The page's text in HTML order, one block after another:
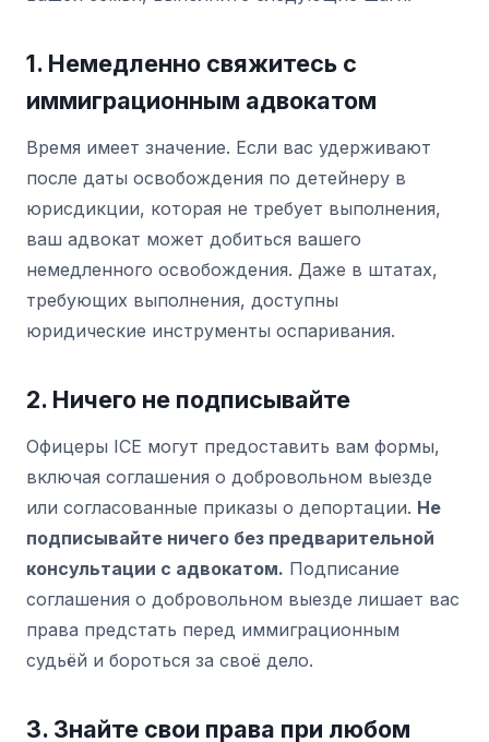
1. Немедленно свяжитесь с
иммиграционным адвокатом
Время имеет значение. Если вас удерживают
после даты освобождения по детейнеру в
юрисдикции, которая не требует выполнения,
ваш адвокат может добиться вашего
немедленного освобождения. Даже в штатах,
требующих выполнения, доступны
юридические инструменты оспаривания.
2. Ничего не подписывайте
Офицеры ICE могут предоставить вам формы,
включая соглашения о добровольном выезде
или согласованные приказы о депортации. Не
подписывайте ничего без предварительной
консультации с адвокатом. Подписание
соглашения о добровольном выезде лишает вас
права предстать перед иммиграционным
судьёй и бороться за своё дело.
3. Знайте свои права при любом